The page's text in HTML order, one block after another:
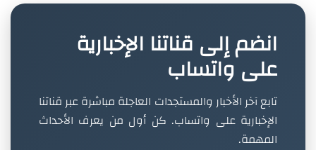
انضم إلى قناتنا الإخبارية
على واتساب
تابع آخر الأخبار والمستجدات العاجلة مباشرة عبر قناتنا
الإخبارية على واتساب. كن أول من يعرف الأحداث
المهمة.